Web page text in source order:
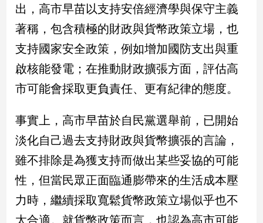
子/
感
情
藝
術
／
文
／
電
影
薦
科
技/
遊
戲
出，高市早苗以支持安倍經濟學與保守主義
著稱，包含積極的財政與貨幣政策立場，也
支持國家安全政策，例如增加國防支出與重
啟核能發電；在推動財政擴張方面，評估高
市可能會採取更負責任、更有紀律的態度。
事實上，高市早苗於自民黨選舉前，已開始
淡化自己過去支持財政與貨幣擴張的言論，
雖不排除是為獲支持而做出某些妥協的可能
性，但當民眾正面臨通膨帶來的生活成本壓
力時，繼續採取寬鬆貨幣政策立場似乎也不
太合適。就貨幣政策而言，也認為高市可能